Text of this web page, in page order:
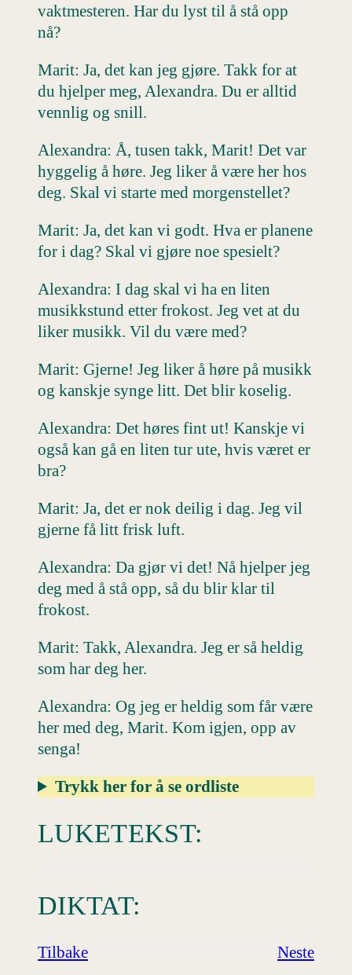
vaktmesteren. Har du lyst til å stå opp
nå?
Marit: Ja, det kan jeg gjøre. Takk for at
du hjelper meg, Alexandra. Du er alltid
vennlig og snill.
Alexandra: Å, tusen takk, Marit! Det var
hyggelig å høre. Jeg liker å være her hos
deg. Skal vi starte med morgenstellet?
Marit: Ja, det kan vi godt. Hva er planene
for i dag? Skal vi gjøre noe spesielt?
Alexandra: I dag skal vi ha en liten
musikkstund etter frokost. Jeg vet at du
liker musikk. Vil du være med?
Marit: Gjerne! Jeg liker å høre på musikk
og kanskje synge litt. Det blir koselig.
Alexandra: Det høres fint ut! Kanskje vi
også kan gå en liten tur ute, hvis været er
bra?
Marit: Ja, det er nok deilig i dag. Jeg vil
gjerne få litt frisk luft.
Alexandra: Da gjør vi det! Nå hjelper jeg
deg med å stå opp, så du blir klar til
frokost.
Marit: Takk, Alexandra. Jeg er så heldig
som har deg her.
Alexandra: Og jeg er heldig som får være
her med deg, Marit. Kom igjen, opp av
senga!
Trykk her for å se ordliste
LUKETEKST:
DIKTAT:
Tilbake
Neste